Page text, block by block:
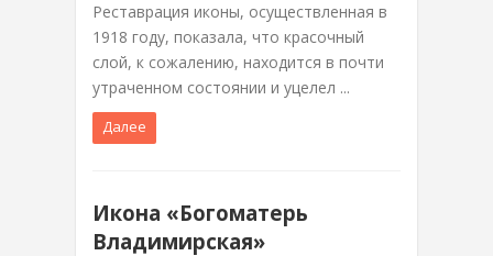
Реставрация иконы, осуществленная в
1918 году, показала, что красочный
слой, к сожалению, находится в почти
утраченном состоянии и уцелел ...
Далее
Икона «Богоматерь
Владимирская»